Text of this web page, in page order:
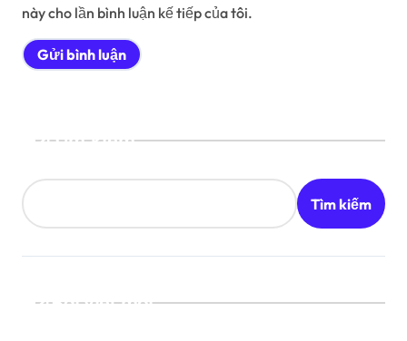
này cho lần bình luận kế tiếp của tôi.
Tìm kiếm
Tìm kiếm
Bài viết mới